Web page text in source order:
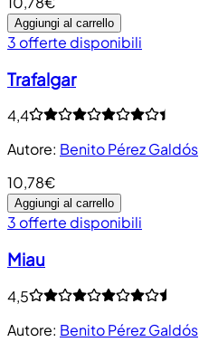
Aggiungi al carrello
3 offerte disponibili
Trafalgar
4,4
Autore: Benito Pérez Galdós
10,78€
Aggiungi al carrello
3 offerte disponibili
Miau
4,5
Autore: Benito Pérez Galdós